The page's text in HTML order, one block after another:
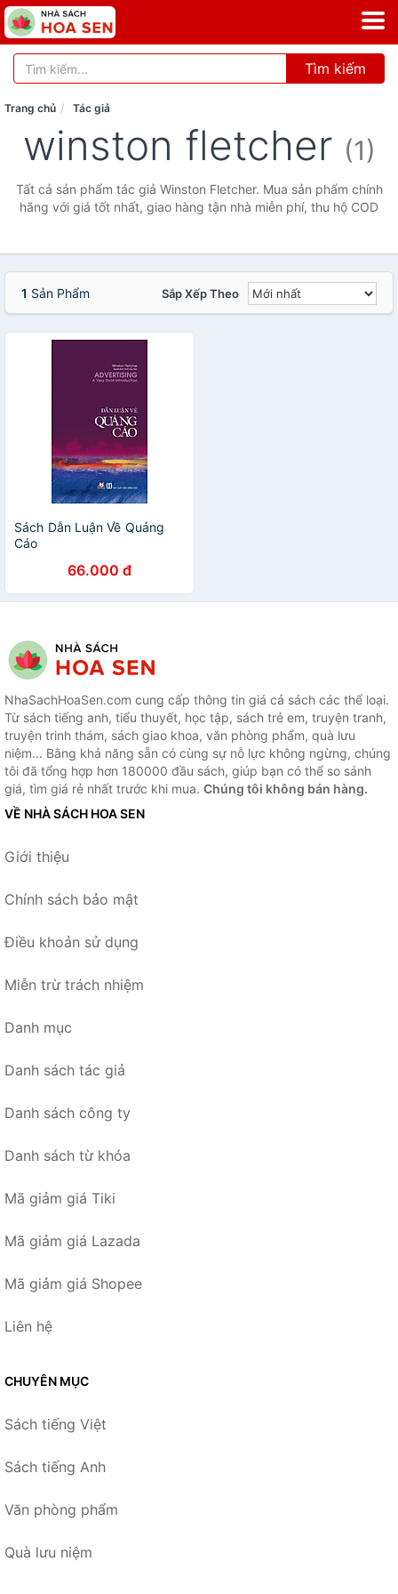
Tìm kiếm
Trang chủ Tác giả
winston fletcher (1)
Tất cả sản phẩm tác giả Winston Fletcher. Mua sản phẩm chính
hãng với giá tốt nhất, giao hàng tận nhà miễn phí, thu hộ COD
1 Sản Phẩm Sắp Xếp Theo
Sách Dẫn Luận Về Quảng
Cáo
66.000 đ
NhaSachHoaSen.com cung cấp thông tin giá cả sách các thể loại.
Từ sách tiếng anh, tiểu thuyết, học tập, sách trẻ em, truyện tranh,
truyện trinh thám, sách giao khoa, văn phòng phẩm, quà lưu
niệm... Bằng khả năng sẵn có cùng sự nỗ lực không ngừng, chúng
tôi đã tổng hợp hơn 180000 đầu sách, giúp bạn có thể so sánh
giá, tìm giá rẻ nhất trước khi mua. Chúng tôi không bán hàng.
VỀ NHÀ SÁCH HOA SEN
Giới thiệu
Chính sách bảo mật
Điều khoản sử dụng
Miễn trừ trách nhiệm
Danh mục
Danh sách tác giả
Danh sách công ty
Danh sách từ khóa
Mã giảm giá Tiki
Mã giảm giá Lazada
Mã giảm giá Shopee
Liên hệ
CHUYÊN MỤC
Sách tiếng Việt
Sách tiếng Anh
Văn phòng phẩm
Quà lưu niệm